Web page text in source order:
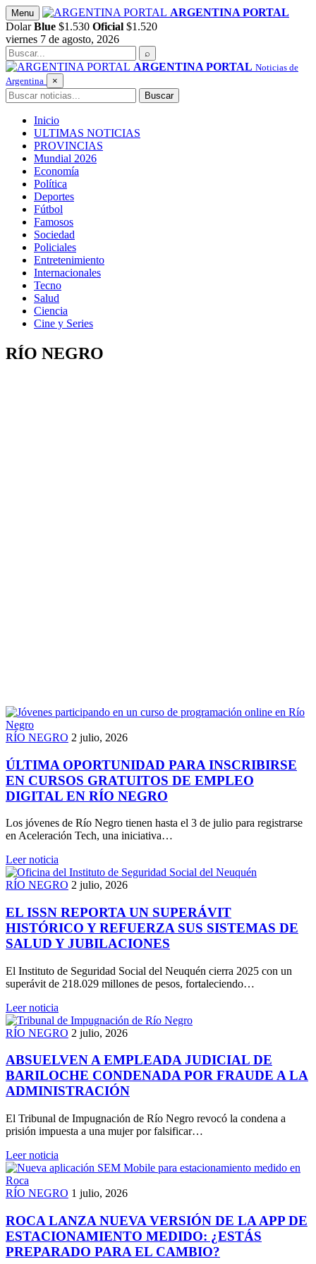
Saltar
al
contenido
Menu
ARGENTINA PORTAL
Dolar Blue $1.530 Oficial $1.520
viernes 7 de agosto, 2026
Buscar
⌕
ARGENTINA PORTAL Noticias de
Argentina
×
Buscar Buscar
Inicio
ULTIMAS NOTICIAS
PROVINCIAS
Mundial 2026
Economía
Política
Deportes
Fútbol
Famosos
Sociedad
Policiales
Entretenimiento
Internacionales
Tecno
Salud
Ciencia
Cine y Series
RÍO NEGRO
RÍO NEGRO 2 julio, 2026
ÚLTIMA OPORTUNIDAD PARA INSCRIBIRSE
EN CURSOS GRATUITOS DE EMPLEO
DIGITAL EN RÍO NEGRO
Los jóvenes de Río Negro tienen hasta el 3 de julio para registrarse
en Aceleración Tech, una iniciativa…
Leer noticia
RÍO NEGRO 2 julio, 2026
EL ISSN REPORTA UN SUPERÁVIT
HISTÓRICO Y REFUERZA SUS SISTEMAS DE
SALUD Y JUBILACIONES
El Instituto de Seguridad Social del Neuquén cierra 2025 con un
superávit de 218.029 millones de pesos, fortaleciendo…
Leer noticia
RÍO NEGRO 2 julio, 2026
ABSUELVEN A EMPLEADA JUDICIAL DE
BARILOCHE CONDENADA POR FRAUDE A LA
ADMINISTRACIÓN
El Tribunal de Impugnación de Río Negro revocó la condena a
prisión impuesta a una mujer por falsificar…
Leer noticia
RÍO NEGRO 1 julio, 2026
ROCA LANZA NUEVA VERSIÓN DE LA APP DE
ESTACIONAMIENTO MEDIDO: ¿ESTÁS
PREPARADO PARA EL CAMBIO?